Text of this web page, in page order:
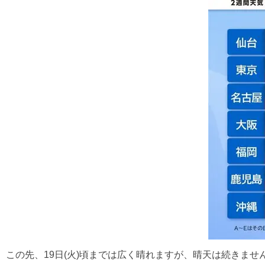
この先、19日(火)頃までは広く晴れますが、晴天は続きませ